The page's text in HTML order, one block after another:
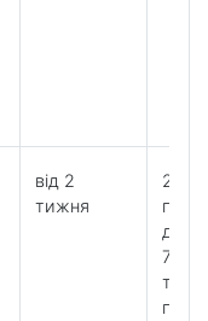
від 2
тижня
28
до
7
по